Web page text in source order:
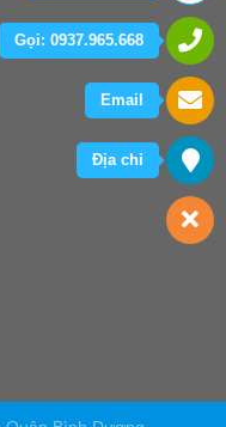
Gọi: 0937.965.668
Email
Địa chỉ